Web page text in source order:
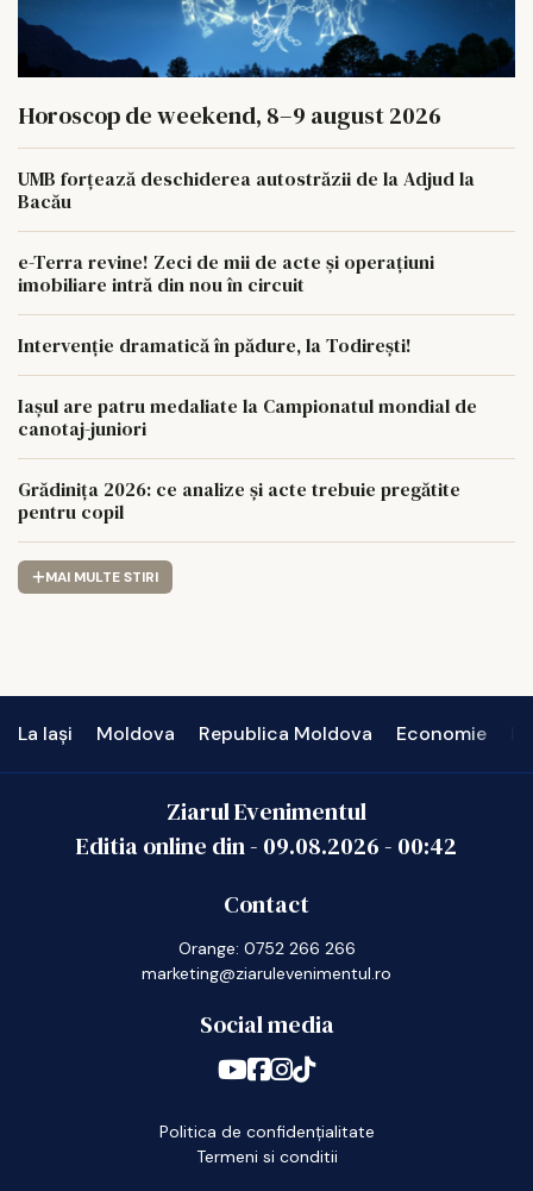
Horoscop de weekend, 8–9 august 2026
UMB forțează deschiderea autostrăzii de la Adjud la
Bacău
e-Terra revine! Zeci de mii de acte și operațiuni
imobiliare intră din nou în circuit
Intervenție dramatică în pădure, la Todirești!
Iaşul are patru medaliate la Campionatul mondial de
canotaj-juniori
Grădinița 2026: ce analize și acte trebuie pregătite
pentru copil
MAI MULTE STIRI
La Iași Moldova Republica Moldova Economie
Ziarul Evenimentul
Editia online din - 09.08.2026- 00:42
Contact
Orange: 0752 266 266
marketing@ziarulevenimentul.ro
Social media
Politica de confidențialitate
Termeni si conditii